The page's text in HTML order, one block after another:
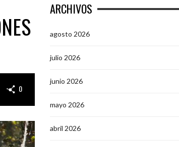
0
ARCHIVOS
agosto 2026
julio 2026
junio 2026
mayo 2026
abril 2026